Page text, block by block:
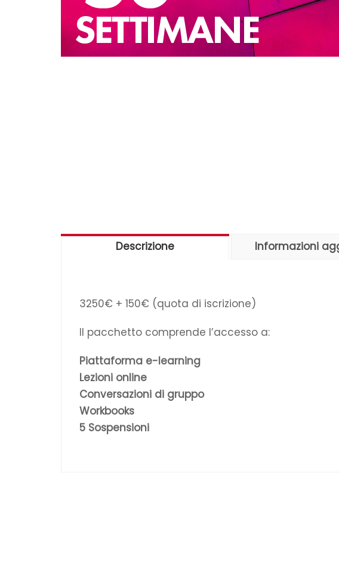
Descrizione Informazioni
3250€ + 150€ (quota di iscrizione)
Il pacchetto comprende l’accesso a:
Piattaforma e-learning
Lezioni online
Conversazioni di gruppo
Workbooks
5 Sospensioni